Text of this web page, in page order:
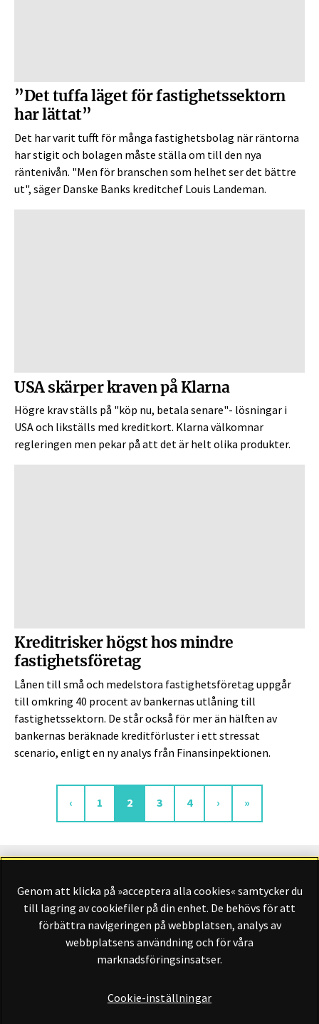
”Det tuffa läget för fastighetssektorn
har lättat”
Det har varit tufft för många fastighetsbolag när räntorna
har stigit och bolagen måste ställa om till den nya
räntenivån. "Men för branschen som helhet ser det bättre
ut", säger Danske Banks kreditchef Louis Landeman.
USA skärper kraven på Klarna
Högre krav ställs på "köp nu, betala senare"- lösningar i
USA och likställs med kreditkort. Klarna välkomnar
regleringen men pekar på att det är helt olika produkter.
Kreditrisker högst hos mindre
fastighetsföretag
Lånen till små och medelstora fastighetsföretag uppgår
till omkring 40 procent av bankernas utlåning till
fastighetssektorn. De står också för mer än hälften av
bankernas beräknade kreditförluster i ett stressat
scenario, enligt en ny analys från Finansinpektionen.
‹ Sida
1 Aktuell sida
2 Sida
3 Sida
4 › »
Finansliv ägs av Finansliv Sverige AB, 556784-8741.
Genom att klicka på »acceptera alla cookies« samtycker du
till lagring av cookiefiler på din enhet. De behövs för att
förbättra navigeringen på webbplatsen, analys av
webbplatsens användning och för våra
marknadsföringsinsatser.
Cookie-inställningar